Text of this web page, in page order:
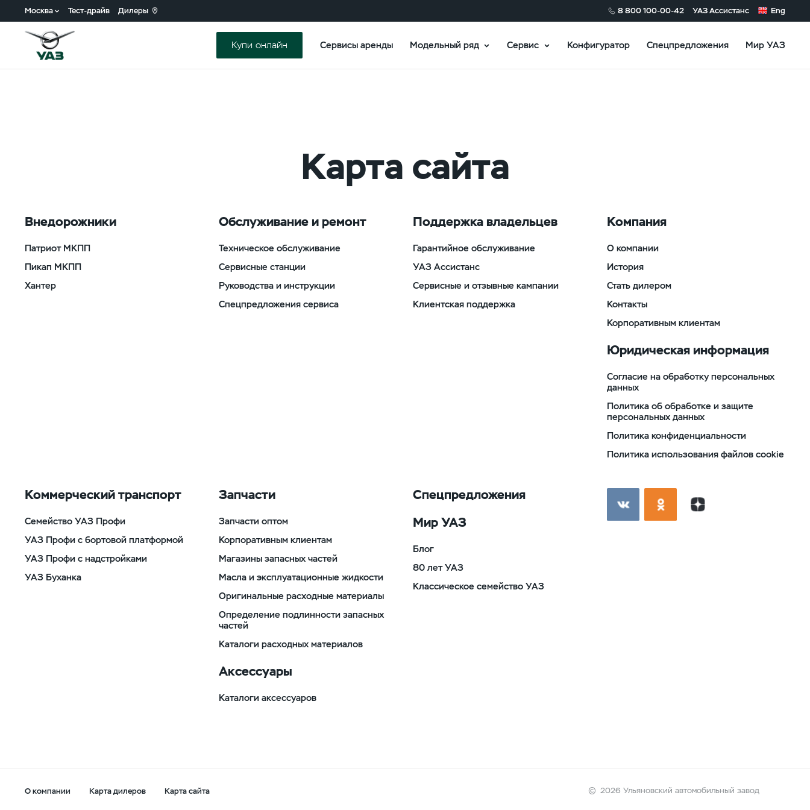
Москва Тест-драйв Дилеры 8 800 100-00-42 УАЗ Ассистанс Eng
Купи онлайн Сервисы аренды Модельный ряд Сервис Конфигуратор Спецпредложения Мир УАЗ
Карта сайта
Внедорожники
Патриот МКПП
Пикап МКПП
Хантер
Обслуживание и ремонт
Техническое обслуживание
Сервисные станции
Руководства и инструкции
Спецпредложения сервиса
Поддержка владельцев
Гарантийное обслуживание
УАЗ Ассистанс
Сервисные и отзывные кампании
Клиентская поддержка
Компания
О компании
История
Стать дилером
Контакты
Корпоративным клиентам
Юридическая информация
Согласие на обработку персональных
данных
Политика об обработке и защите
персональных данных
Политика конфиденциальности
Политика использования файлов cookie
Коммерческий транспорт
Семейство УАЗ Профи
УАЗ Профи с бортовой платформой
УАЗ Профи с надстройками
УАЗ Буханка
Запчасти
Запчасти оптом
Корпоративным клиентам
Магазины запасных частей
Масла и эксплуатационные жидкости
Оригинальные расходные материалы
Определение подлинности запасных
частей
Каталоги расходных материалов
Аксессуары
Каталоги аксессуаров
Спецпредложения
Мир УАЗ
Блог
80 лет УАЗ
Классическое семейство УАЗ
О компании Карта дилеров Карта сайта © 2026 Ульяновский автомобильный завод